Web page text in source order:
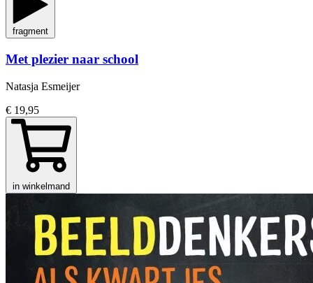
fragment
Met plezier naar school
Natasja Esmeijer
€ 19,95
in winkelmand